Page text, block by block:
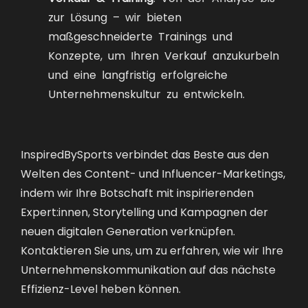
zur Lösung – wir bieten
maßgeschneiderte Trainings und
Konzepte, um Ihren Verkauf anzukurbeln
und eine langfristig erfolgreiche
Unternehmenskultur zu entwickeln.
InspiredBySports verbindet das Beste aus den
Welten des Content- und Influencer-Marketings,
indem wir Ihre Botschaft mit inspirierenden
Expert:innen, Storytelling und Kampagnen der
neuen digitalen Generation verknüpfen.
Kontaktieren Sie uns, um zu erfahren, wie wir Ihre
Unternehmenskommunikation auf das nächste
Effizienz-Level heben können.